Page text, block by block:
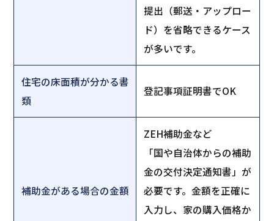
提出（郵送・アップロー
ド）を省略できるケース
が多いです。
住宅の床面積が分かる書
類
登記事項証明書でOK
補助金がある場合の金額
ZEH補助金など
「国や自治体からの補助
金の交付決定通知書」が
必要です。金額を正確に
入力し、家の購入価格か